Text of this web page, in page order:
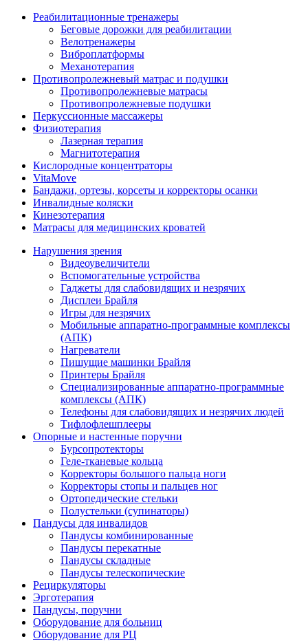
Реабилитационные тренажеры
Беговые дорожки для реабилитации
Велотренажеры
Виброплатформы
Механотерапия
Противопролежневый матрас и подушки
Противопролежневые матрасы
Противопролежневые подушки
Перкуссионные массажеры
Физиотерапия
Лазерная терапия
Магнитотерапия
Кислородные концентраторы
VitaMove
Бандажи, ортезы, корсеты и корректоры осанки
Инвалидные коляски
Кинезотерапия
Матрасы для медицинских кроватей
Нарушения зрения
Видеоувеличители
Вспомогательные устройства
Гаджеты для слабовидящих и незрячих
Дисплеи Брайля
Игры для незрячих
Мобильные аппаратно-программные комплексы
(АПК)
Нагреватели
Пишущие машинки Брайля
Принтеры Брайля
Специализированные аппаратно-программные
комплексы (АПК)
Телефоны для слабовидящих и незрячих людей
Тифлофлешплееры
Опорные и настенные поручни
Бурсопротекторы
Геле-тканевые кольца
Корректоры большого пальца ноги
Корректоры стопы и пальцев ног
Ортопедические стельки
Полустельки (супинаторы)
Пандусы для инвалидов
Пандусы комбинированные
Пандусы перекатные
Пандусы складные
Пандусы телескопические
Рециркуляторы
Эрготерапия
Пандусы, поручни
Оборудование для больниц
Оборудование для РЦ